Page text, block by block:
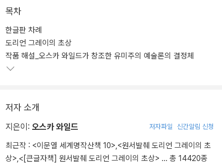
목차
한글판 차례
도리언 그레이의 초상
작품 해설_오스카 와일드가 창조한 유미주의 예술론의 결정체
저자 소개
지은이: 오스카 와일드 저자파일 신간알림 신청
최근작 : <이문열 세계명작산책 10> <원서발췌 도리언 그레이의 초
상> <[큰글자책] 원서발췌 도리언 그레이의 초상> … 총 14420종